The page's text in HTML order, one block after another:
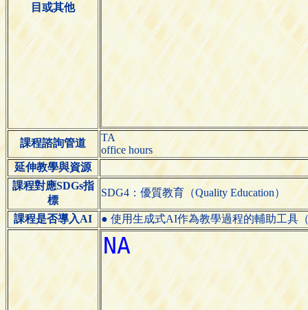
目或其他
課程諮詢管道
TA
office hours
延伸教學與資源
課程對應SDGs指
標
SDG4：優質教育（Quality Education）
課程是否導入AI ● 使用生成式AI作為教學過程的輔助工具（